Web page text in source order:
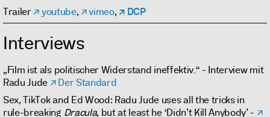
Trailer
youtube, vimeo, DCP
Interviews
„Film ist als politischer Widerstand ineffektiv.“ - Interview mit
Radu Jude
Der Standard
Sex, TikTok and Ed Wood: Radu Jude uses all the tricks in
rule-breaking Dracula, but at least he ‘Didn’t Kill Anybody’ -